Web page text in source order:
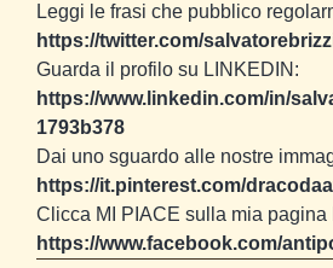
Leggi le frasi che pubblico
https://twitter.com/
Guarda il profilo su LINKEDIN:
https://www.linkedin.com/in/
1793b378
Dai uno sguardo alle nostre
https://it.pinterest.com/
Clicca MI PIACE sulla mia pagina
https://www.facebook.com/